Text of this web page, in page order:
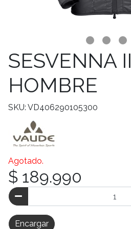
SESVENNA II
HOMBRE
SKU: VD406290105300
Agotado.
$ 189.990
Encargar